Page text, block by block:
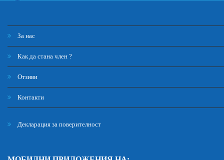
За нас
Как да стана член ?
Отзиви
Контакти
Декларация за поверителност